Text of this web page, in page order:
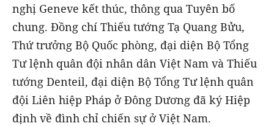
nghị Geneve kết thúc, thông qua Tuyên bố
chung. Đồng chí Thiếu tướng Tạ Quang Bửu,
Thứ trưởng Bộ Quốc phòng, đại diện Bộ Tổng
Tư lệnh quân đội nhân dân Việt Nam và Thiếu
tướng Denteil, đại diện Bộ Tổng Tư lệnh quân
đội Liên hiệp Pháp ở Đông Dương đã ký Hiệp
định về đình chỉ chiến sự ở Việt Nam.